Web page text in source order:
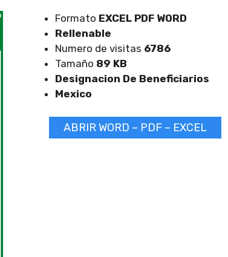
Formato EXCEL PDF WORD
Rellenable
Numero de visitas 6786
Tamaño 89 KB
Designacion De Beneficiarios
Mexico
ABRIR WORD – PDF – EXCEL